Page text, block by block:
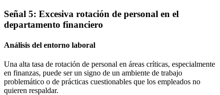
Señal 5: Excesiva rotación de personal en el
departamento financiero
Análisis del entorno laboral
Una alta tasa de rotación de personal en áreas críticas, especialmente
en finanzas, puede ser un signo de un ambiente de trabajo
problemático o de prácticas cuestionables que los empleados no
quieren respaldar.